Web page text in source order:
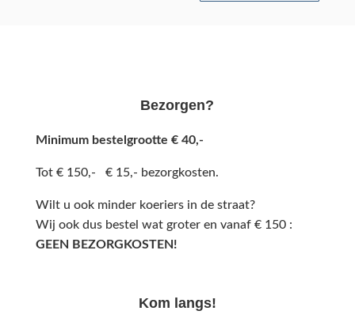
Bezorgen?
Minimum bestelgrootte € 40,-
Tot € 150,- € 15,- bezorgkosten.
Wilt u ook minder koeriers in de straat?
Wij ook dus bestel wat groter en vanaf € 150 :
GEEN BEZORGKOSTEN!
Kom langs!